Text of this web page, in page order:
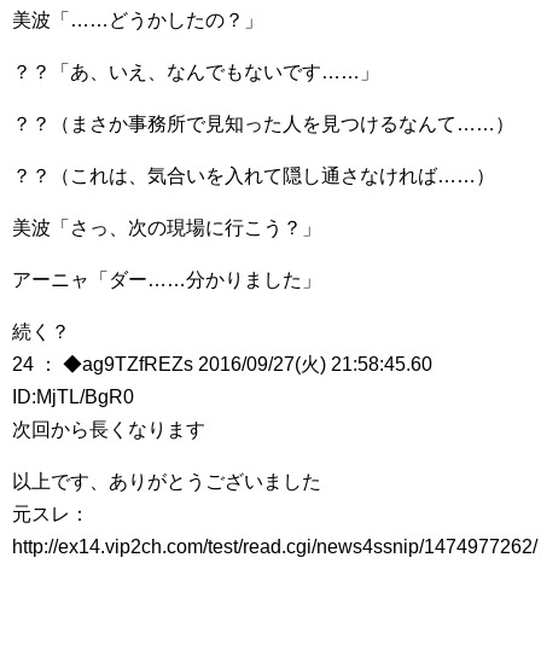
美波「……どうかしたの？」
？？「あ、いえ、なんでもないです……」
？？（まさか事務所で見知った人を見つけるなんて……）
？？（これは、気合いを入れて隠し通さなければ……）
美波「さっ、次の現場に行こう？」
アーニャ「ダー……分かりました」
続く？
24 ： ◆ag9TZfREZs 2016/09/27(火) 21:58:45.60
ID:MjTL/BgR0
次回から長くなります
以上です、ありがとうございました
元スレ：
http://ex14.vip2ch.com/test/read.cgi/news4ssnip/1474977262/